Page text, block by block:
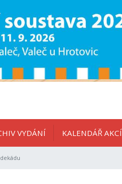
VYDÁNÍ KALENDÁŘ AKCÍ